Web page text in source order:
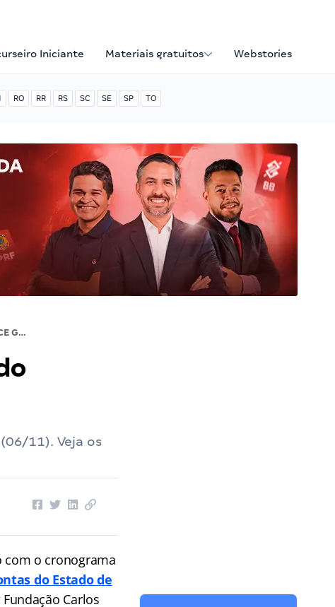
Iniciante Materiais gratuitos Webstories
RO RR RS SC SE SP TO
Prova TCE GO: veja a elaboração do gabarito extraoficial
11). Veja os
com o cronograma
do Estado de
Carlos